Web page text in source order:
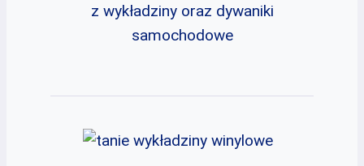
z wykładziny oraz dywaniki
samochodowe